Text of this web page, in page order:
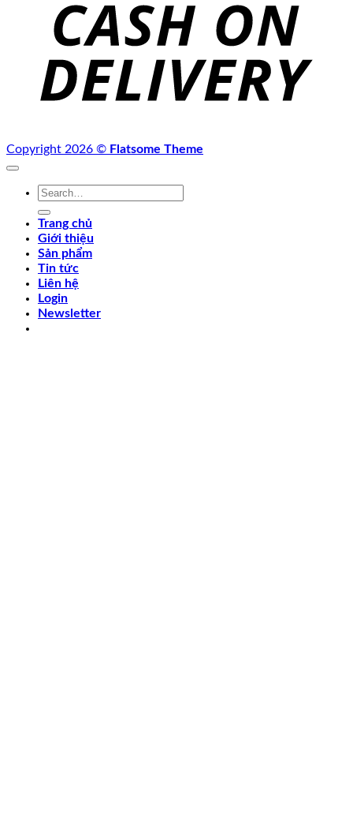
Copyright 2026 © Flatsome Theme
Search
Trang chủ
Giới thiệu
Sản phẩm
Tin tức
Liên hệ
Login
Newsletter